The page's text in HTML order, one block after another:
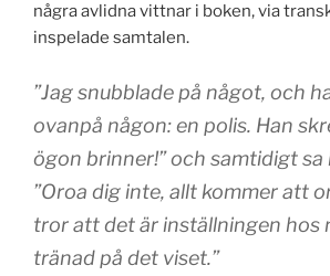
några avlidna vittnar i boken, via
inspelade samtalen.
”Jag snubblade på något, och
ovanpå någon: en polis. Han
ögon brinner!” och samtidigt sa
”Oroa dig inte, allt kommer att
tror att det är inställningen hos
tränad på det viset.”